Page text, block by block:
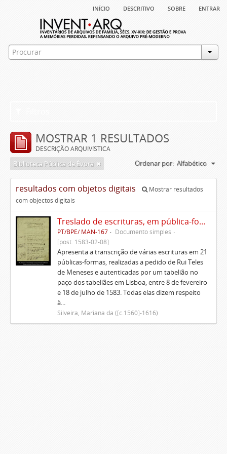
início descritivo sobre entrar
MOSTRAR 1 RESULTADOS
DESCRIÇÃO ARQUIVÍSTICA
Biblioteca Pública de Évora Ordenar por: Alfabético
resultados com objetos digitais
Mostrar resultados
com objectos digitais
Treslado de escrituras, em pública-forma, de Rui Teles de Meneses
PT/BPE/ MAN-167
Documento simples
[post. 1583-02-08]
Apresenta a transcrição de várias escrituras em 21
públicas-formas, realizadas a pedido de Rui Teles
de Meneses e autenticadas por um tabelião no
paço dos tabeliães em Lisboa, entre 8 de fevereiro
e 18 de julho de 1583. Todas elas dizem respeito
à...
Silveira, Mariana da ([c.1560]-1616)